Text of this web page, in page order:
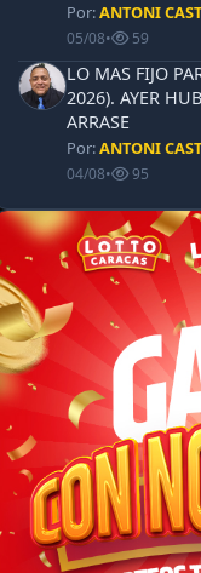
Por:ANTONI
05/08• 59
LO MAS FIJO
2026). AYER
ARRASE
Por:ANTONI
04/08• 95